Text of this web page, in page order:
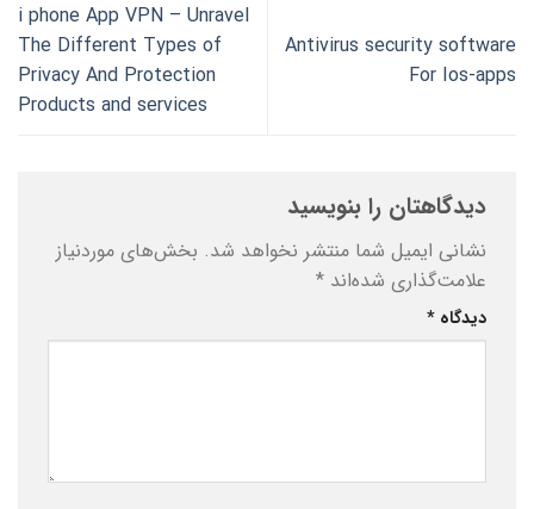
Antivirus security software
For Ios-apps
i phone App VPN – Unravel
The Different Types of
Privacy And Protection
Products and services
دیدگاهتان را بنویسید
نشانی ایمیل شما منتشر نخواهد شد. بخش‌های موردنیاز
علامت‌گذاری شده‌اند *
دیدگاه *